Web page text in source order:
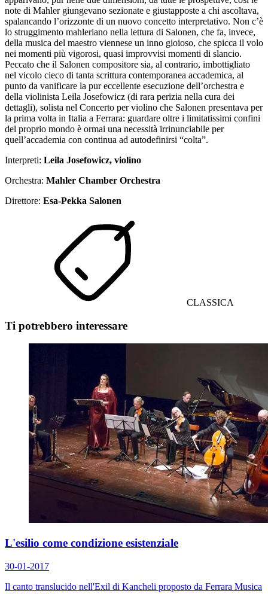
note di Mahler giungevano sezionate e giustapposte a chi ascoltava,
spalancando l’orizzonte di un nuovo concetto interpretativo. Non c’è
lo struggimento mahleriano nella lettura di Salonen, che fa, invece,
della musica del maestro viennese un inno gioioso, che spicca il volo
nei momenti più vigorosi, quasi improvvisi momenti di slancio.
Peccato che il Salonen compositore sia, al contrario, imbottigliato
nel vicolo cieco di tanta scrittura contemporanea accademica, al
punto da vanificare la pur eccellente esecuzione dell’orchestra e
della violinista Leila Josefowicz (di rara perizia nella cura dei
dettagli), solista nel Concerto per violino che Salonen presentava per
la prima volta in Italia a Ferrara: guardare oltre i limitatissimi confini
del proprio mondo è ormai una necessità irrinunciabile per
quell’accademia con continua ad autodefinirsi “colta”.
Interpreti: Leila Josefowicz, violino
Orchestra: Mahler Chamber Orchestra
Direttore: Esa-Pekka Salonen
CLASSICA
Ti potrebbero interessare
L'esilio come condizione esistenziale
30-01-2017
Il canto translucido nell'Exil di Kancheli proposto da Ferrara Musica